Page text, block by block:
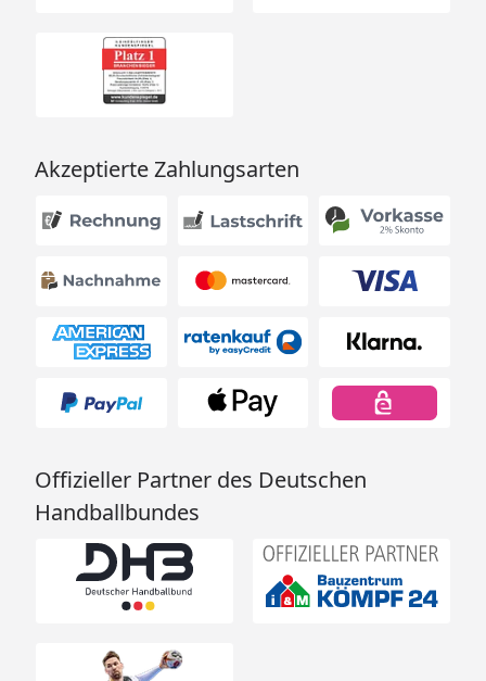
Akzeptierte Zahlungsarten
Offizieller Partner des Deutschen
Handballbundes